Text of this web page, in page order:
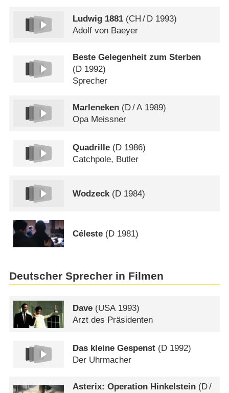
Ludwig 1881 (CH / D 1993)
Adolf von Baeyer
Beste Gelegenheit zum Sterben
(D 1992)
Sprecher
Marleneken (D/A 1989)
Opa Meissner
Quadrille (D 1986)
Catchpole, Butler
Wodzeck (D 1984)
Céleste (D 1981)
Deutscher Sprecher in Filmen
Dave (USA1993)
Arzt des Präsidenten
Das kleine Gespenst (D 1992)
Der Uhrmacher
Asterix: Operation Hinkelstein (D/